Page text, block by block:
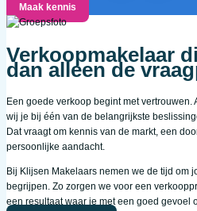
Maak kennis
Verkoopmakelaar
dan alleen de
Een goede verkoop begint met
wij je bij één van de belangrijkste
Dat vraagt om kennis van de markt, een
persoonlijke aandacht.
Bij Klijsen Makelaars nemen we de tijd om
begrijpen. Zo zorgen we voor een
een resultaat waar je met een goed gevoel